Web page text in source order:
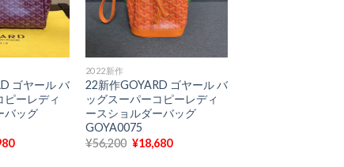
ゴヤール バ
ピーレディ
バッグ
現
2022新作
22新作GOYARD ゴヤール バ
ッグスーパーコピーレディ
ースショルダーバッグ
GOYA0075
¥56,200 元
¥18,680現